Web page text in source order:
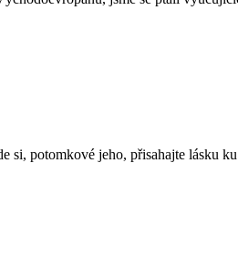
si, potomkové jeho, přisahajte lásku